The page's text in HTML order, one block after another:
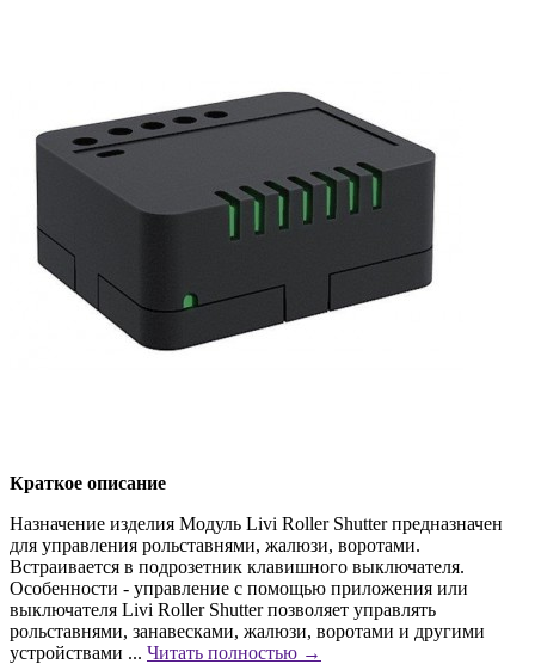
Краткое описание
Назначение изделия Модуль Livi Roller Shutter предназначен
для управления рольставнями, жалюзи, воротами.
Встраивается в подрозетник клавишного выключателя.
Особенности - управление с помощью приложения или
выключателя Livi Roller Shutter позволяет управлять
рольставнями, занавесками, жалюзи, воротами и другими
устройствами ... Читать полностью →